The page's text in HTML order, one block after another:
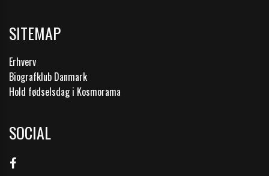
SITEMAP
Erhverv
Biografklub Danmark
Hold fødselsdag i Kosmorama
SOCIAL